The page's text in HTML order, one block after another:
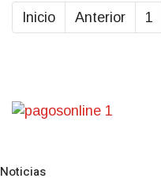
Inicio Anterior 1
Noticias